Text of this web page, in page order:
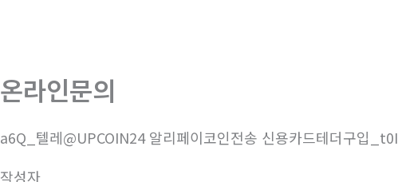
온라인문의
a6Q_텔레@UPCOIN24 알리페이코인전송 신용카드테더구입_t0I
작성자